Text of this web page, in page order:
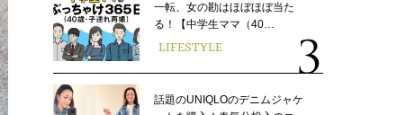
一転、女の勘はほぼほぼ当た
る！【中学生ママ（40…
LIFESTYLE
話題のUNIQLOのデニムジャケ